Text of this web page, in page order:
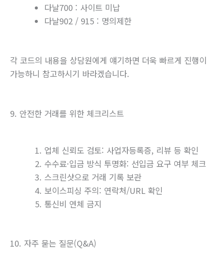
다날700 : 사이트 미납
다날902 / 915 : 명의제한
각 코드의 내용을 상담원에게 얘기하면 더욱 빠르게 진행이
가능하니 참고하시기 바라겠습니다.
9. 안전한 거래를 위한 체크리스트
업체 신뢰도 검토: 사업자등록증, 리뷰 등 확인
수수료·입금 방식 투명화: 선입금 요구 여부 체크
스크린샷으로 거래 기록 보관
보이스피싱 주의: 연락처/URL 확인
통신비 연체 금지
10. 자주 묻는 질문(Q&A)